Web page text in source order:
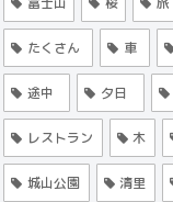
たくさん 車
途中 夕日
レストラン 木
城山公園 清里